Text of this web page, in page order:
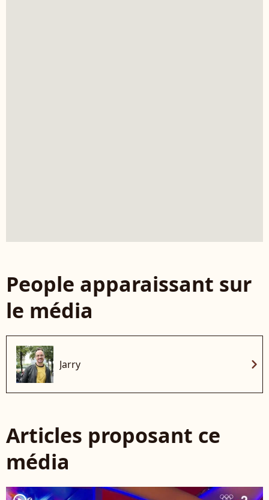
People apparaissant sur
le média
Jarry chevron_right
Articles proposant ce
média